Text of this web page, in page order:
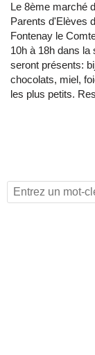
Le 8ème marché
Parents d'Elèves
Fontenay le
10h à 18h dans
seront présents:
chocolats, miel,
les plus petits.